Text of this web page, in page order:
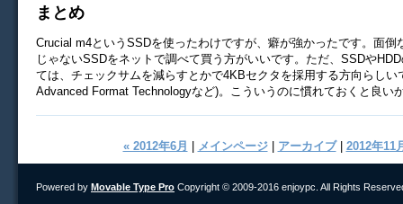
まとめ
Crucial m4というSSDを使ったわけですが、癖が強かったです。面倒
じゃないSSDをネットで調べて買う方がいいです。ただ、SSDや
ては、チェックサムを減らすとかで4KBセクタを採用する方向らしい
Advanced Format Technologyなど)。こういうのに慣れておくと良い
« 2012年6月 メインページ| アーカイブ| 2012年11
Powered by Movable Type Pro Copyright © 2009-2016 enjoypc. All Rights